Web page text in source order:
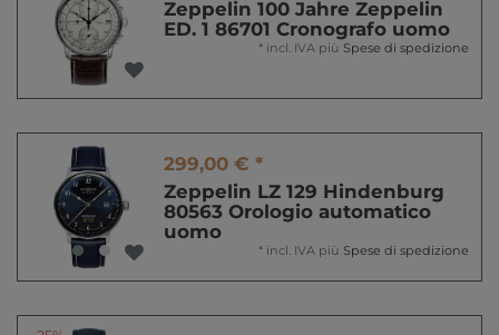
Zeppelin 100 Jahre Zeppelin
ED. 1 86701 Cronografo uomo
* incl. IVA più Spese di spedizione
299,00 € *
Zeppelin LZ 129 Hindenburg
80563 Orologio automatico
uomo
* incl. IVA più Spese di spedizione